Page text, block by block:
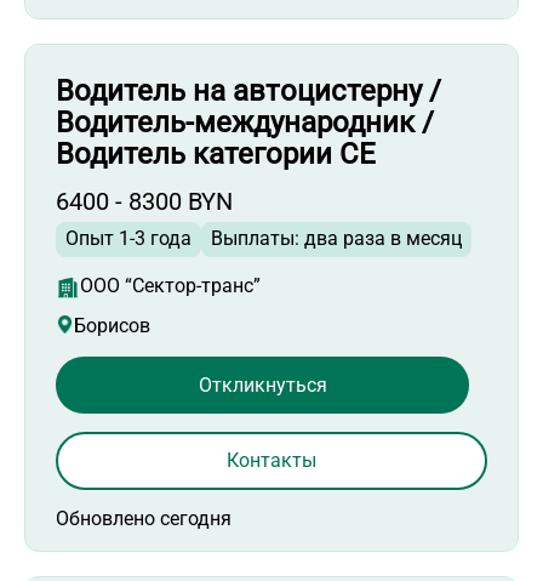
Водитель на автоцистерну /
Водитель-международник /
Водитель категории СЕ
6400 - 8300 BYN
Опыт 1-3 года Выплаты: два раза в месяц
ООО “Сектор-транс”
Борисов
Обновлено сегодня
Откликнуться
Контакты